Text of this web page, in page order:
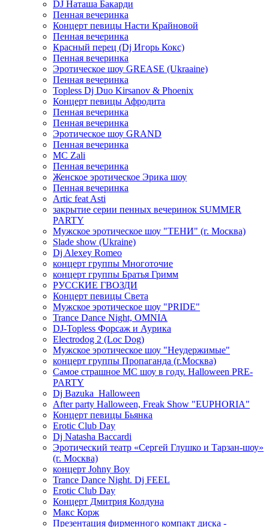
DJ Наташа Бакарди
Пенная вечеринка
Концерт певицы Насти Крайновой
Пенная вечеринка
Красный перец (Dj Игорь Кокс)
Пенная вечеринка
Эротическое шоу GREASE (Ukraaine)
Пенная вечеринка
Topless Dj Duo Kirsanov & Phoenix
Концерт певицы Афродита
Пенная вечеринка
Пенная вечеринка
Эротическое шоу GRAND
Пенная вечеринка
MC Zali
Пенная вечеринка
Женское эротическое Эрика шоу
Пенная вечеринка
Artic feat Asti
закрытие серии пенных вечеринок SUMMER
PARTY
Мужское эротическое шоу "ТЕНИ" (г. Москва)
Slade show (Ukraine)
Dj Alexey Romeo
концерт группы Многоточие
концерт группы Братья Гримм
РУССКИЕ ГВОЗДИ
Концерт певицы Света
Мужское эротическое шоу "PRIDE"
Trance Dance Night, OMNIA
DJ-Topless Форсаж и Аурика
Electrodog 2 (Loc Dog)
Мужское эротическое шоу "Неудержимые"
концерт группы Пропаганда (г.Москва)
Самое страшное МС шоу в году. Halloween PRE-
PARTY
Dj Bazuka_Halloween
After party Halloween, Freak Show "EUPHORIA"
Концерт певицы Бьянка
Erotic Club Day
Dj Natasha Baccardi
Эротический театр «Сергей Глушко и Тарзан-шоу»
(г. Москва)
концерт Johny Boy
Trance Dance Night. Dj FEEL
Erotic Club Day
Концерт Дмитрия Колдуна
Макс Корж
Презентация фирменного компакт диска -